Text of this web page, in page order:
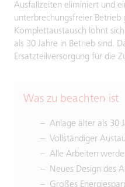
Ausfallzeiten eliminiert und
unterbrechungsfreier Betrieb
Komplettaustausch lohnt
als 30 Jahre in Betrieb sind.
Ersatzteilversorgung für die
Was zu beachten ist
Anlage älter als 30
Vollständiger
Alle Arbeiten
Neues Design des
Großes